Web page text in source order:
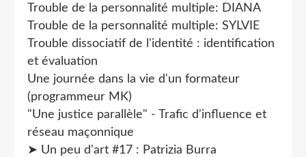
Trouble de la personnalité multiple: DIANA
Trouble de la personnalité multiple: SYLVIE
Trouble dissociatif de l'identité : identification
et évaluation
Une journée dans la vie d'un formateur
(programmeur MK)
"Une justice parallèle" - Trafic d'influence et
réseau maçonnique
➤ Un peu d'art #17 : Patrizia Burra